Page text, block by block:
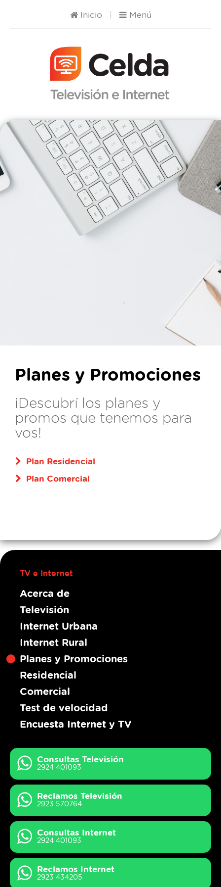
Inicio Menú
Planes y Promociones
¡Descubrí los planes y
promos que tenemos para
vos!
Plan Residencial
Plan Comercial
TV e Internet
Acerca de
Televisión
Internet Urbana
Internet Rural
Planes y Promociones
Residencial
Comercial
Test de velocidad
Encuesta Internet y TV
Consultas Televisión
2924 401093
Reclamos Televisión
2923 570764
Consultas Internet
2924 401093
Reclamos Internet
2923 434205